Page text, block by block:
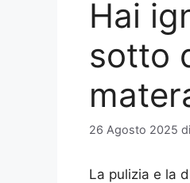
Hai
sotto
26 Agosto 2025 di
La pulizia e la